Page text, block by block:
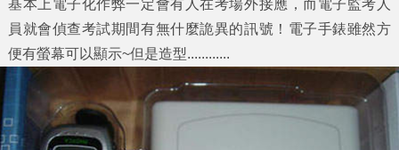
基本上電子化作弊一定會有人在考場外接應，而電子監考人
員就會偵查考試期間有無什麼詭異的訊號！電子手錶雖然方
便有螢幕可以顯示~但是造型............